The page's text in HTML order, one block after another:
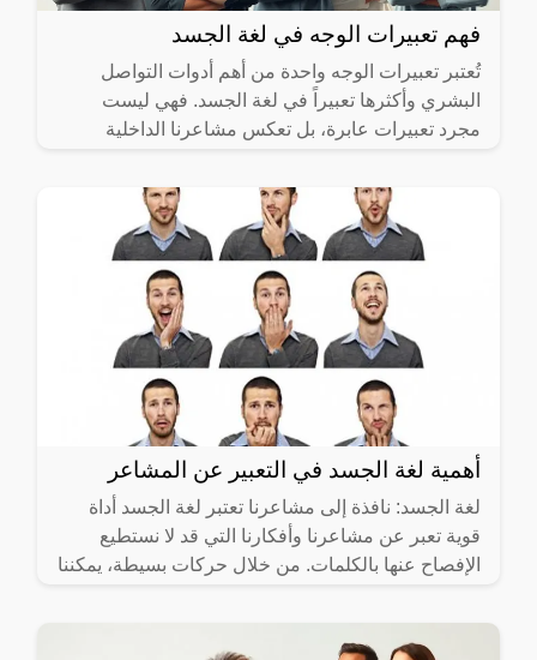
فهم تعبيرات الوجه في لغة الجسد
تُعتبر تعبيرات الوجه واحدة من أهم أدوات التواصل
البشري وأكثرها تعبيراً في لغة الجسد. فهي ليست
مجرد تعبيرات عابرة، بل تعكس مشاعرنا الداخلية
أهمية لغة الجسد في التعبير عن المشاعر
لغة الجسد: نافذة إلى مشاعرنا تعتبر لغة الجسد أداة
قوية تعبر عن مشاعرنا وأفكارنا التي قد لا نستطيع
الإفصاح عنها بالكلمات. من خلال حركات بسيطة، يمكننا